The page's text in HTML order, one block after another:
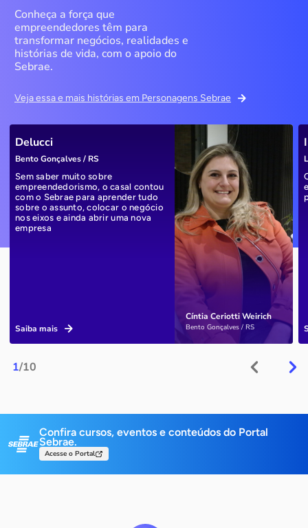
Conheça a força que
empreendedores têm para
transformar negócios, realidades e
histórias de vida, com o apoio do
Sebrae.
Veja essa e mais histórias em Personagens Sebrae
1/10
Cíntia Ceriotti Weirich
Bento Gonçalves / RS
Delucci
Bento Gonçalves / RS
Sem saber muito sobre
empreendedorismo, o casal contou
com o Sebrae para aprender tudo
sobre o assunto, colocar o negócio
nos eixos e ainda abrir uma nova
empresa
Saiba mais
Confira cursos, eventos e conteúdos do Portal
Sebrae.
Acesse o Portal